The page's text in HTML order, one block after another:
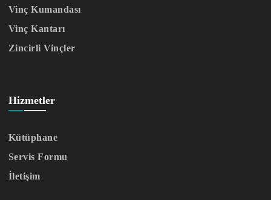
Vinç Kumandası
Vinç Kantarı
Zincirli Vinçler
Hizmetler
Kütüphane
Servis Formu
İletişim